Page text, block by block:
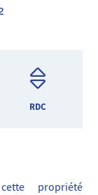
RDC
propriété